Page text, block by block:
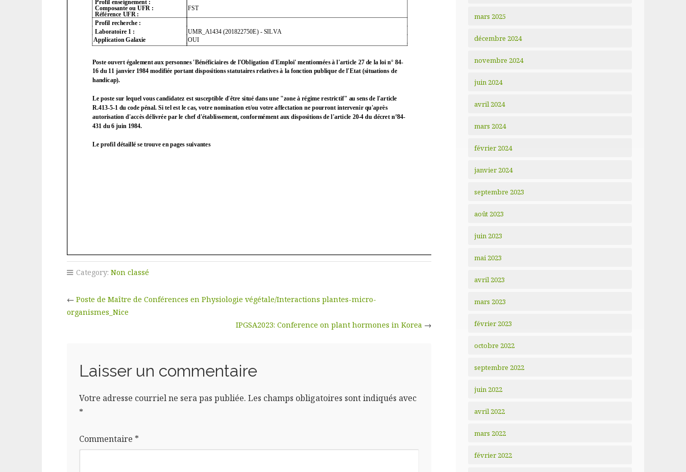
Category: Non classé
← Poste de Maître de Conférences en Physiologie végétale/Interactions plantes-micro-
organismes_Nice
IPGSA2023: Conference on plant hormones in Korea →
Laisser un commentaire
Votre adresse courriel ne sera pas publiée. Les champs obligatoires sont indiqués avec
*
Commentaire *
mars 2025
décembre 2024
novembre 2024
juin 2024
avril 2024
mars 2024
février 2024
janvier 2024
septembre 2023
août 2023
juin 2023
mai 2023
avril 2023
mars 2023
février 2023
octobre 2022
septembre 2022
juin 2022
avril 2022
mars 2022
février 2022